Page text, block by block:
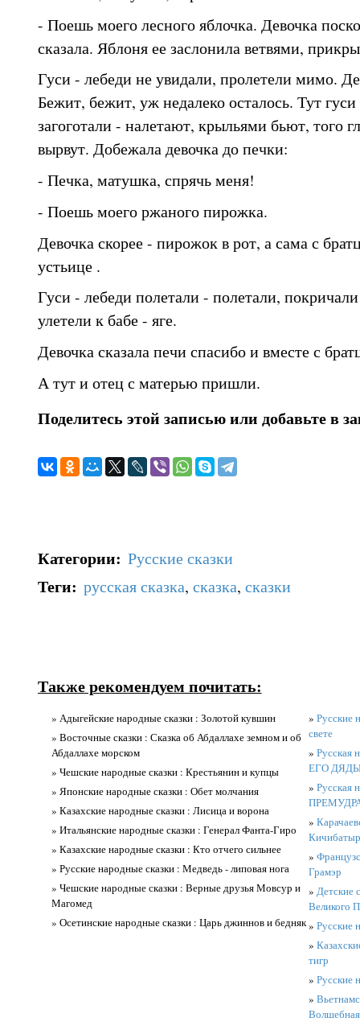
- Поешь моего лесного яблочка. Девочка
сказала. Яблоня ее заслонила ветвями,
Гуси - лебеди не увидали, пролетели мимо.
Бежит, бежит, уж недалеко осталось. Тут
загоготали - налетают, крыльями бьют, того
вырвут. Добежала девочка до печки:
- Печка, матушка, спрячь меня!
- Поешь моего ржаного пирожка.
Девочка скорее - пирожок в рот, а сама с
устьице .
Гуси - лебеди полетали - полетали,
улетели к бабе - яге.
Девочка сказала печи спасибо и вместе с
А тут и отец с матерью пришли.
Поделитесь этой записью или добавьте в
Категории: Русские сказки
Теги: русская сказка, сказка, сказки
Также рекомендуем почитать:
» Адыгейские народные сказки : Золотой кувшин
» Восточные сказки : Сказка об Абдаллахе земном и об
Абдаллахе морском
» Чешские народные сказки : Крестьянин и купцы
» Японские народные сказки : Обет молчания
» Казахские народные сказки : Лисица и ворона
» Итальянские народные сказки : Генерал Фанта-Гиро
» Казахские народные сказки : Кто отчего сильнее
» Русские народные сказки : Медведь - липовая нога
» Чешские народные сказки : Верные друзья Мовсур и
Магомед
» Осетинские народные сказки : Царь джиннов и бедняк
» Русские
свете
» Русская
ЕГО
» Русская
»
Кичибатыр
»
Грамэр
» Детские
Великого
» Русские
»
тигр
» Русские
»